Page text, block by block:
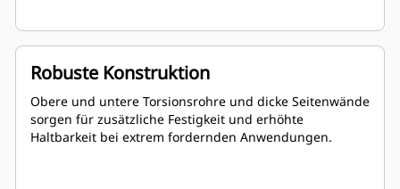
Robuste Konstruktion
Obere und untere Torsionsrohre und dicke Seitenwände
sorgen für zusätzliche Festigkeit und erhöhte
Haltbarkeit bei extrem fordernden Anwendungen.